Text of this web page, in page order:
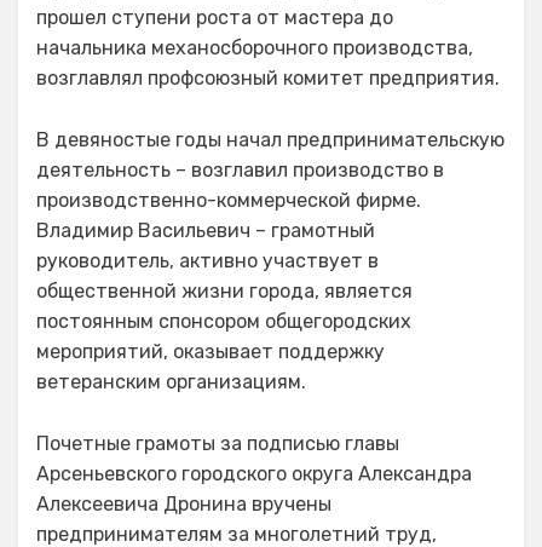
прошел ступени роста от мастера до
начальника механосборочного производства,
возглавлял профсоюзный комитет предприятия.
В девяностые годы начал предпринимательскую
деятельность – возглавил производство в
производственно-коммерческой фирме.
Владимир Васильевич – грамотный
руководитель, активно участвует в
общественной жизни города, является
постоянным спонсором общегородских
мероприятий, оказывает поддержку
ветеранским организациям.
Почетные грамоты за подписью главы
Арсеньевского городского округа Александра
Алексеевича Дронина вручены
предпринимателям за многолетний труд,